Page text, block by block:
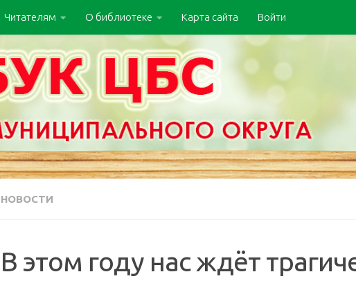
Читателям О библиотеке Карта сайта Войти
НОВОСТИ
В этом году нас ждёт